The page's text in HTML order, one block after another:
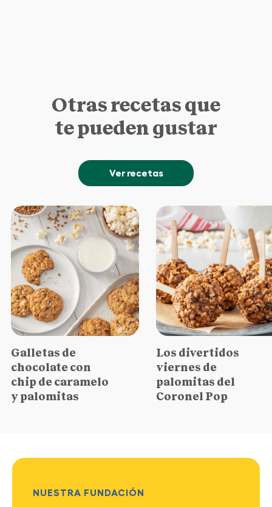
Otras recetas que
te pueden gustar
Ver recetas
Galletas de
chocolate con
chip de caramelo
y palomitas
Los divertidos
viernes de
palomitas del
Coronel Pop
NUESTRA FUNDACIÓN